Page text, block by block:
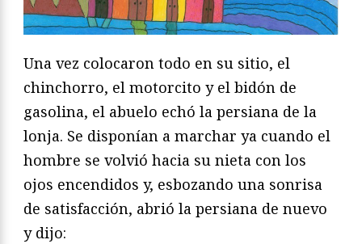
Una vez colocaron todo en su sitio, el
chinchorro, el motorcito y el bidón de
gasolina, el abuelo echó la persiana de la
lonja. Se disponían a marchar ya cuando el
hombre se volvió hacia su nieta con los
ojos encendidos y, esbozando una sonrisa
de satisfacción, abrió la persiana de nuevo
y dijo: